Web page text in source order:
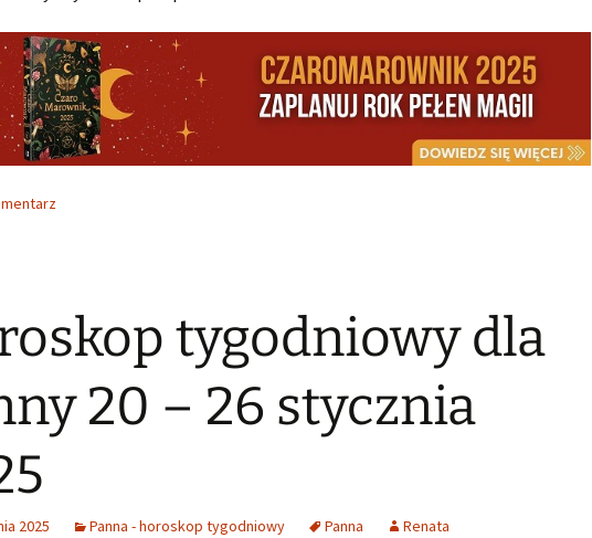
tygodniowy dla
20 – 26 stycznia
2025 Panna - horoskop tygodniowy Panna Renata